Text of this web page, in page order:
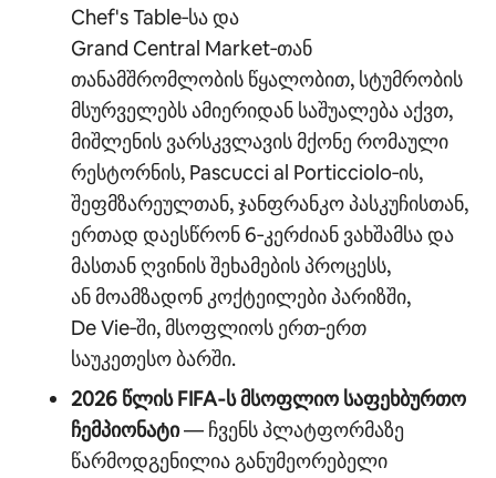
Chef's Table‑სა და
Grand Central Market‑თან
თანამშრომლობის წყალობით, სტუმრობის
მსურველებს ამიერიდან საშუალება აქვთ,
მიშლენის ვარსკვლავის მქონე რომაული
რესტორნის, Pascucci al Porticciolo‑ის,
შეფმზარეულთან, ჯანფრანკო პასკუჩისთან,
ერთად დაესწრონ 6‑კერძიან ვახშამსა და
მასთან ღვინის შეხამების პროცესს,
ან მოამზადონ კოქტეილები პარიზში,
De Vie‑ში, მსოფლიოს ერთ‑ერთ
საუკეთესო ბარში.
2026 წლის FIFA‑ს მსოფლიო საფეხბურთო
ჩემპიონატი— ჩვენს პლატფორმაზე
წარმოდგენილია განუმეორებელი